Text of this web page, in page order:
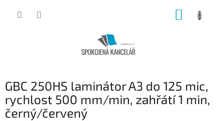
GBC 250HS laminátor A3 do 125 mic,
rychlost 500 mm/min, zahřátí 1 min,
černý/červený